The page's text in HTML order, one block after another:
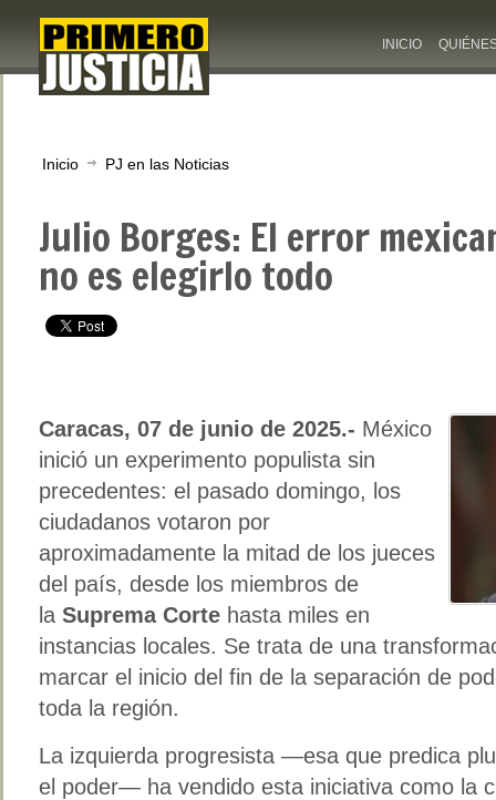
INICIO
Inicio PJ en las Noticias
Julio Borges: El error
no es elegirlo todo
Caracas, 07 de junio de 2025.- México
inició un experimento populista sin
precedentes: el pasado domingo, los
ciudadanos votaron por
aproximadamente la mitad de los jueces
del país, desde los miembros de
la Suprema Corte hasta miles en
instancias locales. Se trata de una
marcar el inicio del fin de la separación de
toda la región.
La izquierda progresista —esa que predica
el poder— ha vendido esta iniciativa como la